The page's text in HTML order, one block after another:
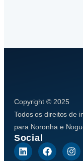
Copyright © 2025
Todos os direitos de
para Noronha e
Social